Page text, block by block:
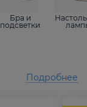
Бра и
подсветки
Подробнее